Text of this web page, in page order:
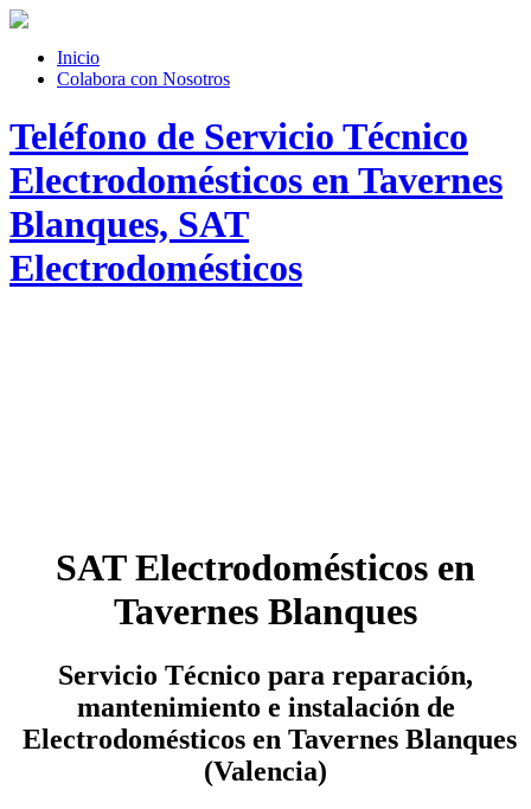
Inicio
Colabora con Nosotros
Teléfono de Servicio Técnico
Electrodomésticos en Tavernes
Blanques, SAT
Electrodomésticos
SAT Electrodomésticos en
Tavernes Blanques
Servicio Técnico para reparación,
mantenimiento e instalación de
Electrodomésticos en Tavernes Blanques
(Valencia)